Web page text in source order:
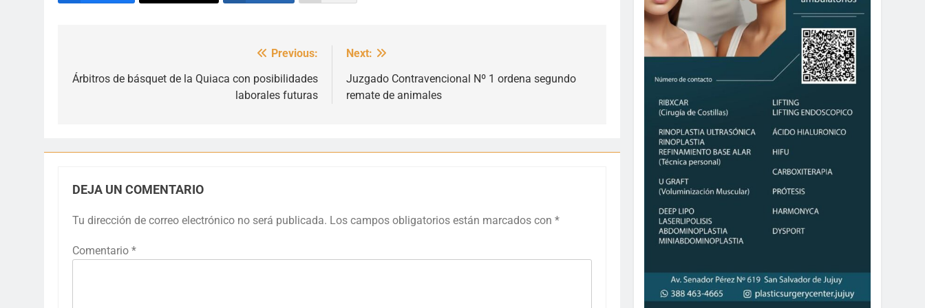
de
Previous:
Árbitros de básquet de la Quiaca con posibilidades
laborales futuras
Next:
Juzgado Contravencional Nº 1 ordena segundo
remate de animales
DEJA UN COMENTARIO
Tu dirección de correo electrónico no será publicada. Los campos obligatorios están marcados con *
Comentario *